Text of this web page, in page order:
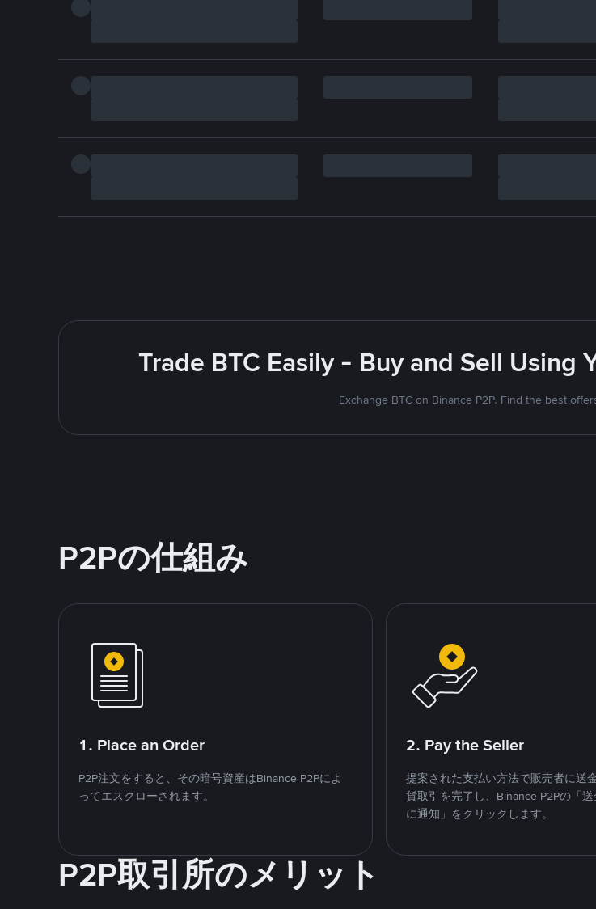
Trade BTC Easily - Buy and Sell Using
Exchange BTC on Binance P2P. Find the best
P2Pの仕組み
1. Place an Order
P2P注文をすると、その暗号資産はBinance P2Pによ
ってエスクローされます。
2. Pay the Seller
提案された支払い方法で販売者に送
貨取引を完了し、Binance P2Pの「
に通知」をクリックします。
P2P取引所のメリット